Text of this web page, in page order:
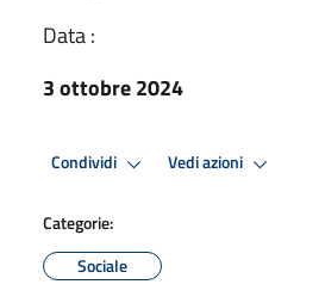
Data :
3 ottobre 2024
Condividi Vedi azioni
Categorie:
Sociale